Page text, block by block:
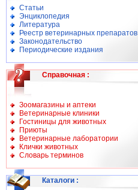
Статьи
Энциклопедия
Литература
Реестр ветеринарных препаратов
Законодательство
Периодические издания
Справочная :
Зоомагазины и аптеки
Ветеринарные клиники
Гостиницы для животных
Приюты
Ветеринарные лаборатории
Клички животных
Словарь терминов
Каталоги :